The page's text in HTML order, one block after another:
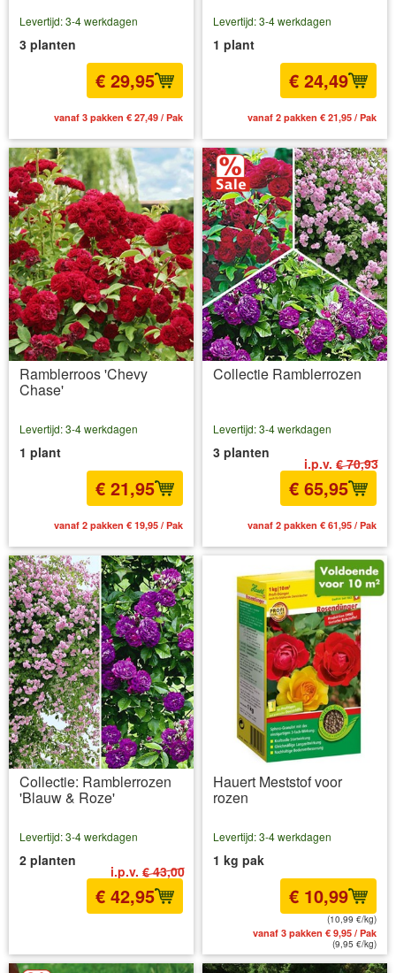
Levertijd: 3-4 werkdagen
3 planten
€ 29,95
vanaf 3 pakken € 27,49 / Pak
Levertijd: 3-4 werkdagen
1 plant
€ 24,49
vanaf 2 pakken € 21,95 / Pak
Ramblerroos 'Chevy
Chase'
Levertijd: 3-4 werkdagen
1 plant
€ 21,95
vanaf 2 pakken € 19,95 / Pak
Collectie Ramblerrozen
i.p.v. € 70,93
Levertijd: 3-4 werkdagen
3 planten
€ 65,95
vanaf 2 pakken € 61,95 / Pak
Collectie: Ramblerrozen
'Blauw & Roze'
i.p.v. € 43,00
Levertijd: 3-4 werkdagen
2 planten
€ 42,95
Hauert Meststof voor
rozen
Levertijd: 3-4 werkdagen
1 kg pak
€ 10,99
(10,99 €/kg)
vanaf 3 pakken € 9,95 / Pak
(9,95 €/kg)